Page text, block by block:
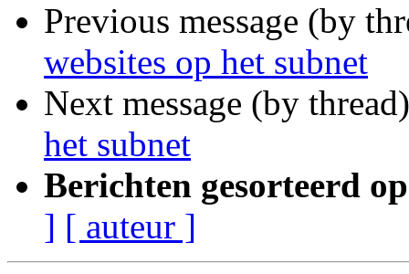
Previous message (by
websites op het subnet
Next message (by
het subnet
Berichten gesorteerd
] [ auteur ]